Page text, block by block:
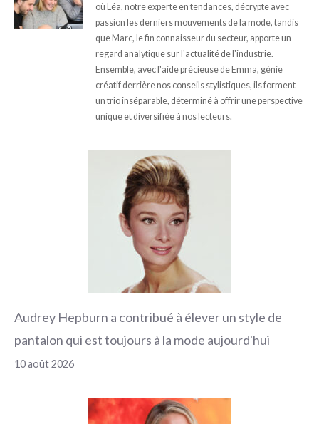
où Léa, notre experte en tendances, décrypte avec
passion les derniers mouvements de la mode, tandis
que Marc, le fin connaisseur du secteur, apporte un
regard analytique sur l'actualité de l'industrie.
Ensemble, avec l'aide précieuse de Emma, génie
créatif derrière nos conseils stylistiques, ils forment
un trio inséparable, déterminé à offrir une perspective
unique et diversifiée à nos lecteurs.
Audrey Hepburn a contribué à élever un style de
pantalon qui est toujours à la mode aujourd'hui
10 août 2026